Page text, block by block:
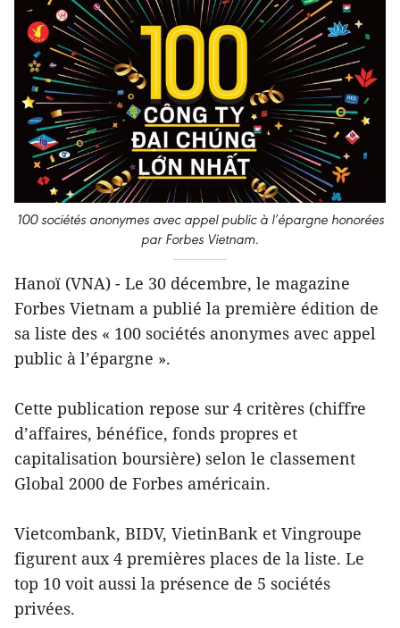
100 sociétés anonymes avec appel public à l’épargne honorées
par Forbes Vietnam.
Hanoï (VNA) - Le 30 décembre, le magazine
Forbes Vietnam a publié la première édition de
sa liste des « 100 sociétés anonymes avec appel
public à l’épargne ».
Cette publication repose sur 4 critères (chiffre
d’affaires, bénéfice, fonds propres et
capitalisation boursière) selon le classement
Global 2000 de Forbes américain.
Vietcombank, BIDV, VietinBank et Vingroupe
figurent aux 4 premières places de la liste. Le
top 10 voit aussi la présence de 5 sociétés
privées.